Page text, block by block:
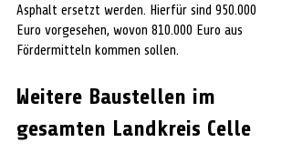
Asphalt ersetzt werden. Hierfür sind 950.000
Euro vorgesehen, wovon 810.000 Euro aus
Fördermitteln kommen sollen.
Weitere Baustellen im
gesamten Landkreis Celle